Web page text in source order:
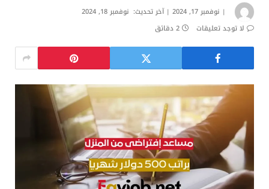
نوفمبر 17, 2024 آخر تحديث: نوفمبر 18, 2024
لا توجد تعليقات
2 دقائق